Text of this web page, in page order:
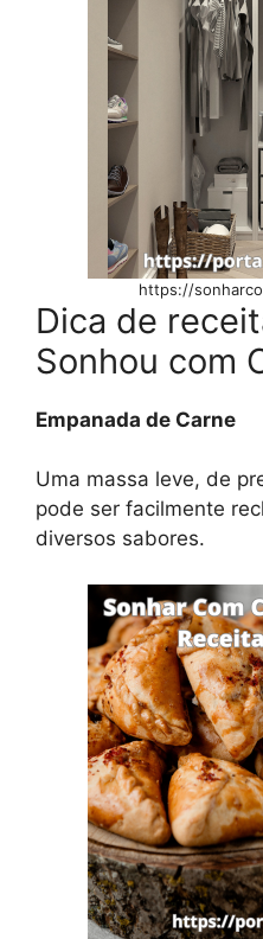
https://
Dica de
Sonhou com
Empanada de Carne
Uma massa leve, de
pode ser facilmente
diversos sabores.